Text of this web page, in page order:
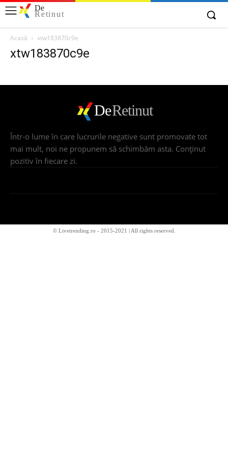
De
Retinut
Acasă xtw183870c9e
xtw183870c9e
DeRetinut
Într-o lume în care lucrurile negative sunt promovate tot
mai mult, noi ne propunem să schimbăm asta. Conţinut
pozitiv în fiecare zi.
© Livetrending.ro - 2015-2021 | All rights reserved.